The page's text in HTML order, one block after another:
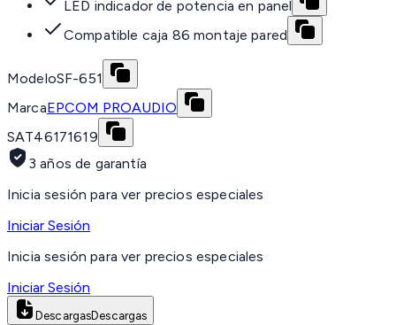
LED indicador de potencia en panel
Compatible caja 86 montaje pared
ModeloSF-651
MarcaEPCOM PROAUDIO
SAT46171619
3 años de garantía
Inicia sesión para ver precios especiales
Iniciar Sesión
Inicia sesión para ver precios especiales
Iniciar Sesión
DescargasDescargas